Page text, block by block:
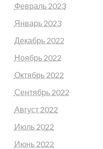
Февраль 2023
Январь 2023
Декабрь 2022
Ноябрь 2022
Октябрь 2022
Сентябрь 2022
Август 2022
Июль 2022
Июнь 2022